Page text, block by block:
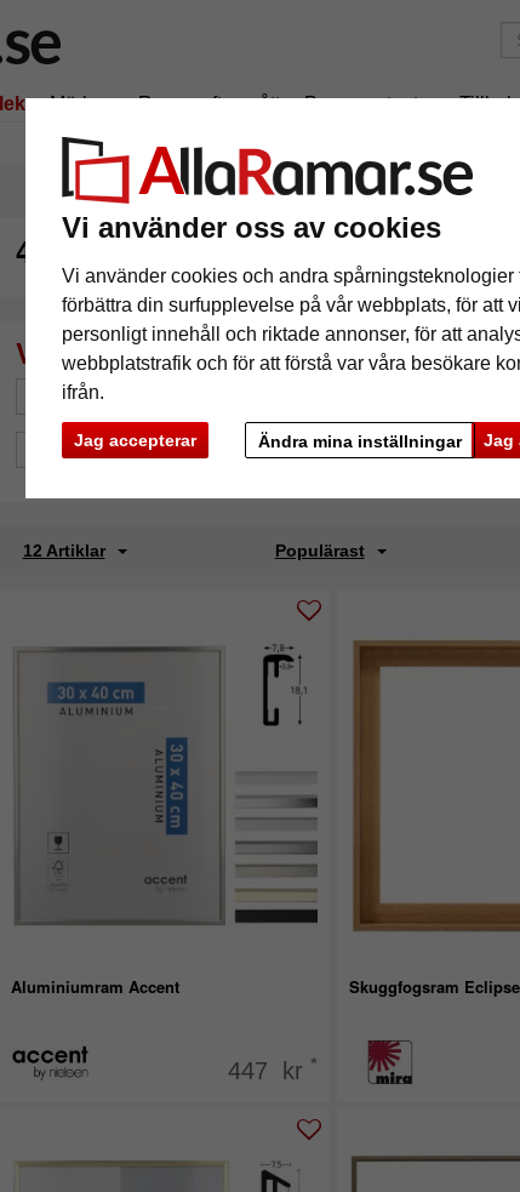
Vi använder oss av cookies
Vi använder cookies och andra spårningsteknologier
förbättra din surfupplevelse på vår webbplats, för att
personligt innehåll och riktade annonser, för att
webbplatstrafik och för att förstå var våra besökare
ifrån.
Jag accepterar Jag
Ändra mina inställningar
Märken Ramar efter mått Passepartouter
195 kr
40x60 cm
Märke
Speciella egenskaper Profilbredd
12 Artiklar Populärast
Aluminiumram Accent
447 kr *
Skuggfogsram